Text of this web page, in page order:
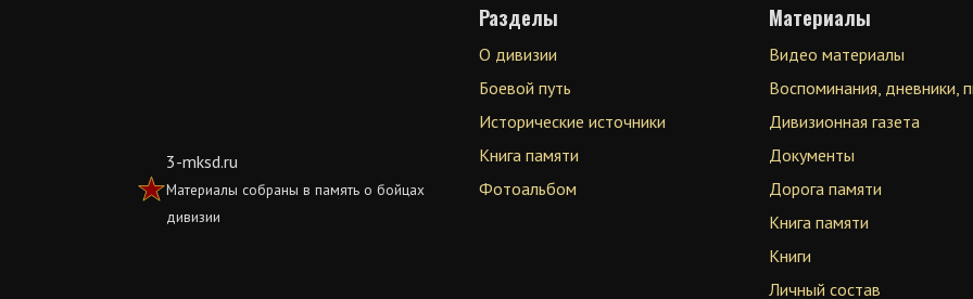
3-mksd.ru
Материалы собраны в память о бойцах
дивизии
Разделы
О дивизии
Боевой путь
Исторические источники
Книга памяти
Фотоальбом
Материалы
Видео материалы
Воспоминания, дневники,
Дивизионная газета
Документы
Дорога памяти
Книга памяти
Книги
Личный состав